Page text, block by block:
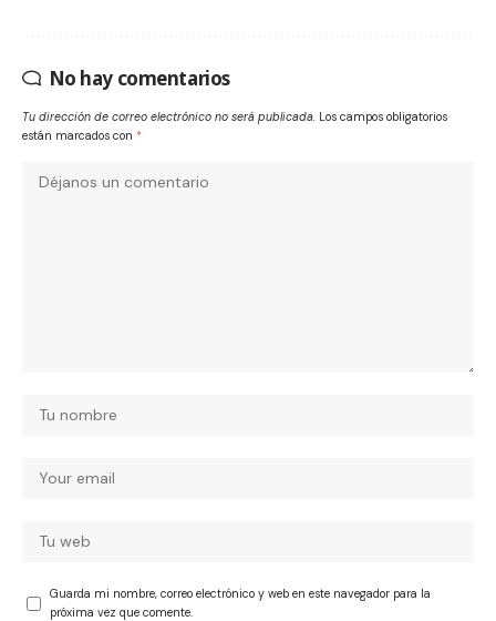
No hay comentarios
Tu dirección de correo electrónico no será publicada. Los campos obligatorios
están marcados con *
Guarda mi nombre, correo electrónico y web en este navegador para la
próxima vez que comente.